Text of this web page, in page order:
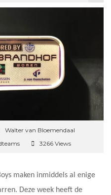
Walter van Bloemendaal
3266 Views
maken inmiddels al enige
Deze week heeft de